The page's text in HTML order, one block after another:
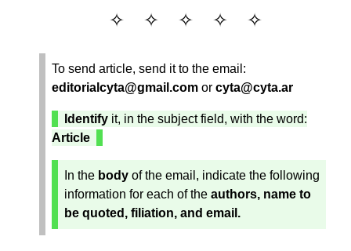
To send article, send it to the email:
editorialcyta@gmail.com or cyta@cyta.ar
Identify it, in the subject field, with the word:
Article
In the body of the email, indicate the following
information for each of the authors, name to
be quoted, filiation, and email.